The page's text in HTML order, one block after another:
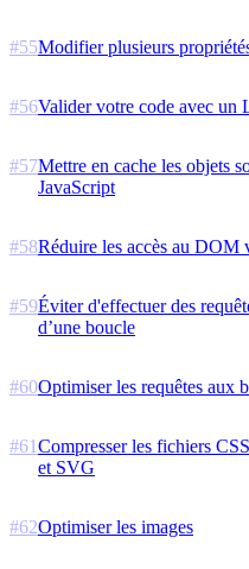
#55Modifier plusieurs
#56Valider votre code avec un
#57Mettre en cache les objets
JavaScript
#58Réduire les accès au DOM
#59Éviter d'effectuer des
d’une boucle
#60Optimiser les requêtes aux
#61Compresser les fichiers
et SVG
#62Optimiser les images